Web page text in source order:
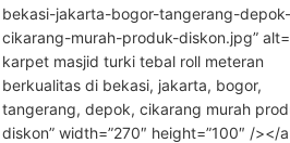
bekasi-jakarta-bogor-tangerang-depok-
cikarang-murah-produk-diskon.jpg”
karpet masjid turki tebal roll meteran
berkualitas di bekasi, jakarta, bogor,
tangerang, depok, cikarang murah
diskon” width=”270″ height=”100″ /></